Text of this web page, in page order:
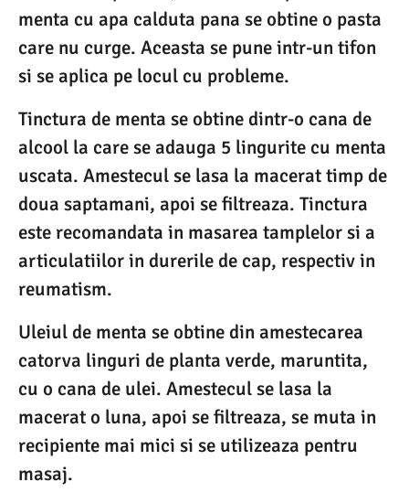
menta cu apa calduta pana se obtine o pasta
care nu curge. Aceasta se pune intr-un tifon
si se aplica pe locul cu probleme.
Tinctura de menta se obtine dintr-o cana de
alcool la care se adauga 5 lingurite cu menta
uscata. Amestecul se lasa la macerat timp de
doua saptamani, apoi se filtreaza. Tinctura
este recomandata in masarea tamplelor si a
articulatiilor in durerile de cap, respectiv in
reumatism.
Uleiul de menta se obtine din amestecarea
catorva linguri de planta verde, maruntita,
cu o cana de ulei. Amestecul se lasa la
macerat o luna, apoi se filtreaza, se muta in
recipiente mai mici si se utilizeaza pentru
masaj.